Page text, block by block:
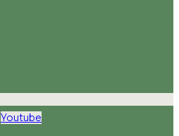
Youtube